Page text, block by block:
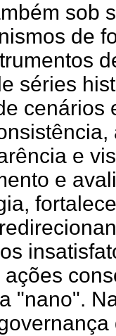
sob
de
séries
cenários
e
e
"nano".